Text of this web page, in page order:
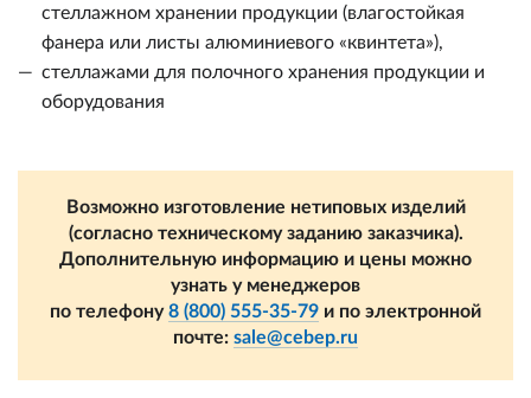
стеллажном хранении продукции (влагостойкая
фанера или листы алюминиевого «квинтета»),
стеллажами для полочного хранения продукции и
оборудования
Возможно изготовление нетиповых изделий
(согласно техническому заданию заказчика).
Дополнительную информацию и цены можно
узнать у менеджеров
по телефону8 (800) 555-35-79 и по электронной
почте: sale@cebep.ru